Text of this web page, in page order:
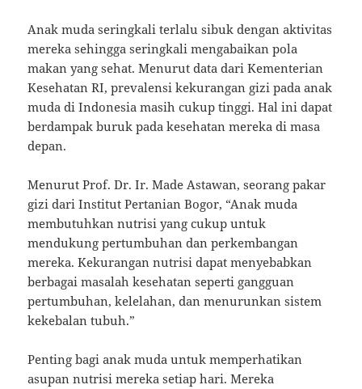
Anak muda seringkali terlalu sibuk dengan aktivitas
mereka sehingga seringkali mengabaikan pola
makan yang sehat. Menurut data dari Kementerian
Kesehatan RI, prevalensi kekurangan gizi pada anak
muda di Indonesia masih cukup tinggi. Hal ini dapat
berdampak buruk pada kesehatan mereka di masa
depan.
Menurut Prof. Dr. Ir. Made Astawan, seorang pakar
gizi dari Institut Pertanian Bogor, “Anak muda
membutuhkan nutrisi yang cukup untuk
mendukung pertumbuhan dan perkembangan
mereka. Kekurangan nutrisi dapat menyebabkan
berbagai masalah kesehatan seperti gangguan
pertumbuhan, kelelahan, dan menurunkan sistem
kekebalan tubuh.”
Penting bagi anak muda untuk memperhatikan
asupan nutrisi mereka setiap hari. Mereka